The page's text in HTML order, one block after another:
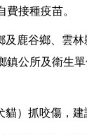
接種疫苗。
鹿谷鄉、雲
公所及衛生
）抓咬傷，建